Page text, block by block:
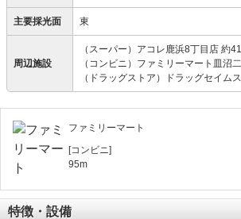
主要採光面 東
周辺施設
（スーパー）アコレ鹿浜8丁目店 約
（コンビニ）ファミリーマート皿沼
（ドラッグストア）ドラッグセイム
ファミリーマート
[コンビニ]
95m
特徴・設備